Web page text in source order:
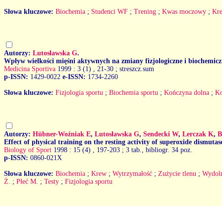
Słowa kluczowe: Biochemia ; Studenci WF ; Trening ; Kwas moczowy ;
Autorzy: Lutosławska G.
Wpływ wielkości mięśni aktywnych na zmiany fizjologiczne i
Medicina Sportiva 1999 : 3 (1)
, 21-30 ; streszcz.sum
p-ISSN: 1429-0022 e-ISSN: 1734-2260
Słowa kluczowe: Fizjologia sportu ; Biochemia sportu ; Kończyna dolna ;
Autorzy: Hübner-Woźniak E, Lutosławska G, Sendecki W, Lerczak K,
Effect of physical training on the resting activity of superoxide
Biology of Sport 1998 : 15 (4)
, 197-203 ; 3 tab., bibliogr. 34 poz.
p-ISSN: 0860-021X
Słowa kluczowe: Biochemia ; Krew ; Wytrzymałość ; Zużycie tlenu ;
Ż.
; Płeć M. ; Testy ; Fizjologia sportu